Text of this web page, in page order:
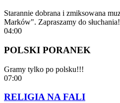
Starannie dobrana i zmiksowana
Marków". Zapraszamy do słuchania!
04:00
POLSKI PORANEK
Gramy tylko po polsku!!!
07:00
RELIGIA NA FALI